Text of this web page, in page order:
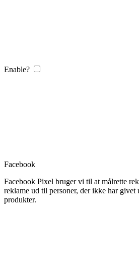
Enable?
Facebook
Facebook Pixel bruger vi til at målrette
reklame ud til personer, der ikke har givet
produkter.